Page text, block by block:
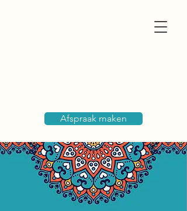
Afspraak maken